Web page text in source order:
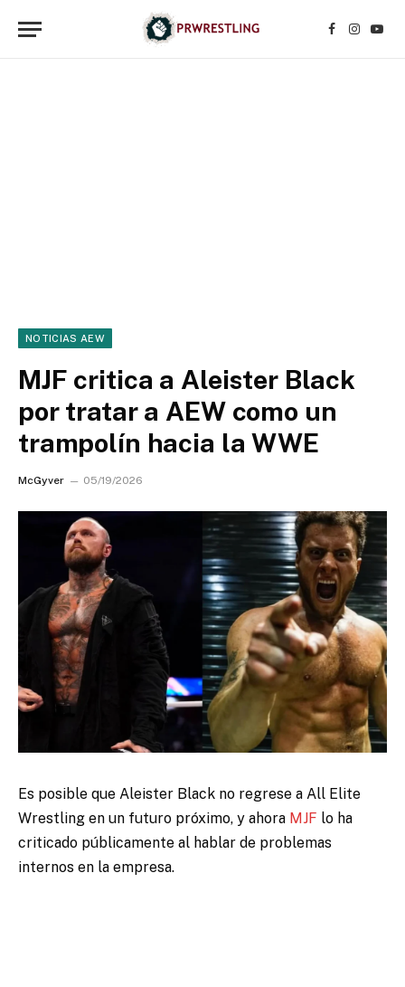
Facebook
NOTICIAS AEW
MJF critica a Aleister Black
por tratar a AEW como un
trampolín hacia la WWE
McGyver 05/19/2026
Es posible que Aleister Black no regrese a All Elite
Wrestling en un futuro próximo, y ahora MJF lo ha
criticado públicamente al hablar de problemas
internos en la empresa.